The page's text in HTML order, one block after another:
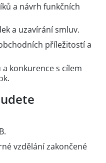
a návrh funkčních
a uzavírání smluv.
příležitostí a
konkurence s cílem
vzdělání zakončené